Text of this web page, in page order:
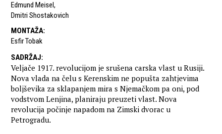
Edmund Meisel,
Dmitri Shostakovich
MONTAŽA:
Esfir Tobak
SADRŽAJ:
Veljače 1917. revolucijom je srušena carska vlast u Rusiji.
Nova vlada na čelu s Kerenskim ne popušta zahtjevima
boljševika za sklapanjem mira s Njemačkom pa oni, pod
vodstvom Lenjina, planiraju preuzeti vlast. Nova
revolucija počinje napadom na Zimski dvorac u
Petrogradu.